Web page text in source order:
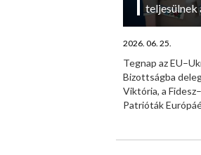
teljesülnek
2026. 06. 25.
Tegnap az
Bizottságba
Viktória, a
Patrióták